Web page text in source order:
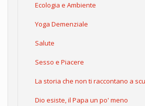
Ecologia e Ambiente
Yoga Demenziale
Salute
Sesso e Piacere
La storia che non ti raccontano a
Dio esiste, il Papa un po' meno